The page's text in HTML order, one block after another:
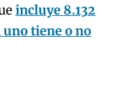
incluye 8.132
tiene o no